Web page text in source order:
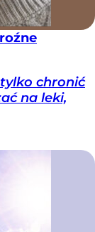
chronić
na leki,